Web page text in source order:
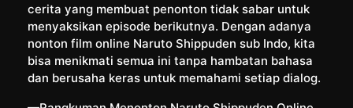
cerita yang membuat penonton tidak sabar untuk
menyaksikan episode berikutnya. Dengan adanya
nonton film online Naruto Shippuden sub Indo, kita
bisa menikmati semua ini tanpa hambatan bahasa
dan berusaha keras untuk memahami setiap dialog.